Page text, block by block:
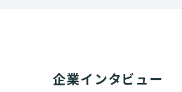
企業インタビュー